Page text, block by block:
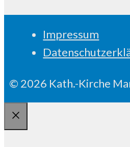
Impressum
© 2026 Kath.-Kirche
Schliessen